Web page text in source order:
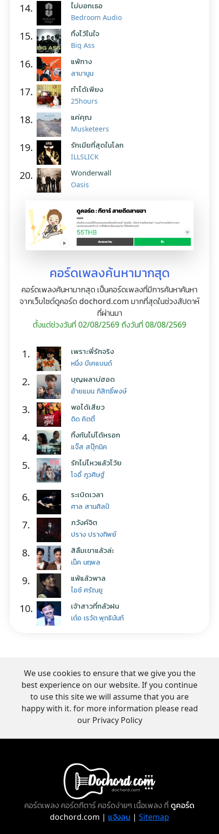
14. ไม่บอกเธอ
Bedroom Audio
15. ทิ้งไว้ในใจ
Big Ass
16. แพ้ทาง
ลาบานูน
17. ทำได้เพียง
25hours
18. แค่คุณ
Musketeers
19. รักเมียที่สุดในโลก
ILLSLICK
20. Wonderwall
Oasis
คอร์ดเพลงค้นหามากสุด
คอร์ดเพลงค้นหามากสุด เป็นคอร์ดเพลงที่มีการค้นหาค้นหา
จากเว็บไซต์ดูคอร์ด dochord.com มากที่สุดในช่วงสัปดาห์
ที่ผ่านมา
ตั้งแต่ช่วงวันที่ 02/08/2569 ถึงวันที่ 08/08/2569
1. เพราะพี่รักจริง
หนึ่ง บีเคแบนด์
2. บุญผลาบ่ฮอด
อ้ายแมน ภิสิทธิ์พงษ์
3. พอได้เสียว
ดิด คิตตี้
4. ทิ้งกันไม่ได้หรอก
แจ๊ส สปุ๊กนิค
5. รักไม่ไหวแล้วโว้ย
โจอี้ ภูวศิษฐ์
6. ระเบิดเวลา
ศาล สานศิลป์
7. ภวังค์จิต
ปราง ปรางทิพย์
8. สิลืมเขาแล้วล่ะ
เน็ค นฤพล
9. แพ้แล้วพาล
ไอซ์ ศรัณยู
10. เจ้าสาวที่กลัวฝน
เต๋อ เรวัต พุทธินันท์
We use cookies to ensure that we give you the
best experience on our website. If you continue
to use this site we will assume that you are
happy with it. for more information please read
our Privacy Policy
คอร์ดเพลง คอร์ดกีตาร์ คอร์ดง่ายๆ เนื้อเพลง ที่ ดูคอร์ด
dochord.com | แจ้งลบ | Sitemap